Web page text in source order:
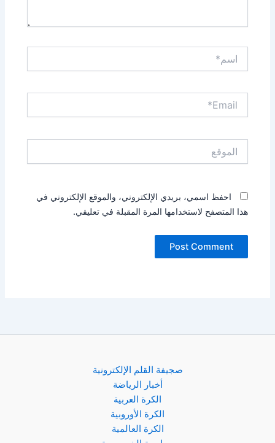
احفظ اسمي، بريدي الإلكتروني، والموقع الإلكتروني في
هذا المتصفح لاستخدامها المرة المقبلة في تعليقي.
صجيفة القلم الإلكترونية
أخبار الرياضة
الكرة العربية
الكرة الأوروبية
الكرة العالمية